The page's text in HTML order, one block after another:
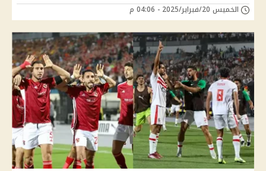
الخميس 20/فبراير/2025 - 04:06 م